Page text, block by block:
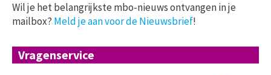
Wil je het belangrijkste mbo-nieuws ontvangen in je
mailbox? Meld je aan voor de Nieuwsbrief!
Vragenservice